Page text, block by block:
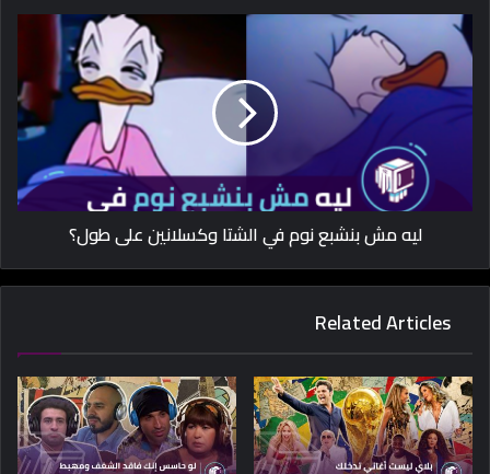
ليه مش بنشبع نوم في الشتا وكسلانين على طول؟
Related Articles